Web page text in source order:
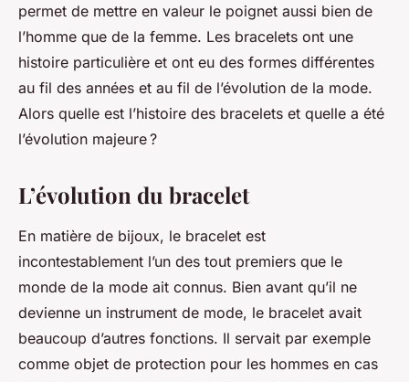
permet de mettre en valeur le poignet aussi bien de
l’homme que de la femme. Les bracelets ont une
histoire particulière et ont eu des formes différentes
au fil des années et au fil de l’évolution de la mode.
Alors quelle est l’histoire des bracelets et quelle a été
l’évolution majeure ?
L’évolution du bracelet
En matière de bijoux, le bracelet est
incontestablement l’un des tout premiers que le
monde de la mode ait connus. Bien avant qu’il ne
devienne un instrument de mode, le bracelet avait
beaucoup d’autres fonctions. Il servait par exemple
comme objet de protection pour les hommes en cas